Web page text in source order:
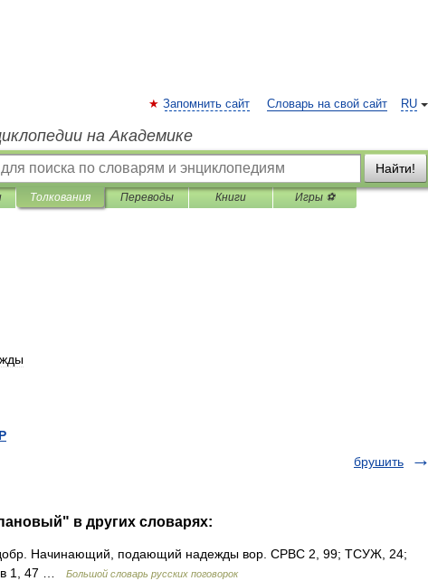
RU
Запомнить сайт Словарь на свой сайт
на Академике
Найти!
Толкования Переводы Книги Игры ⚽
брушить
в других словарях:
Начинающий, подающий надежды вор. СРВС 2, 99; ТСУЖ, 24;
1, 47 …
Большой словарь русских поговорок